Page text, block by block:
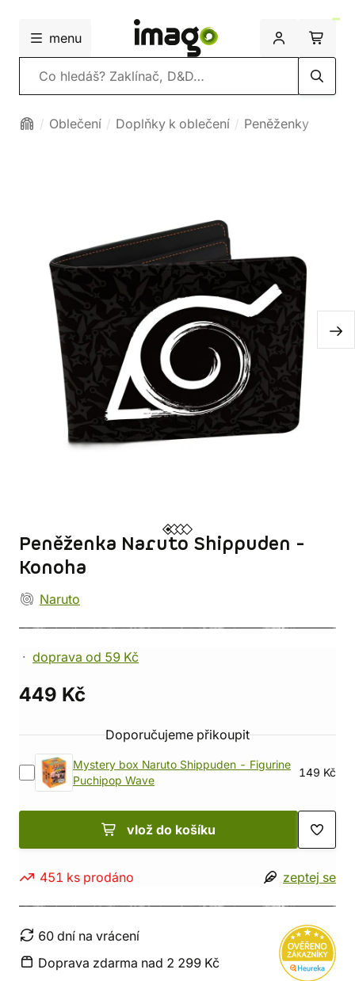
menu
Vyhledávání
Oblečení Doplňky k oblečení Peněženky
Peněženka Naruto Shippuden -
Konoha
Naruto
doprava od 59 Kč
449 Kč
Doporučujeme přikoupit
Mystery box Naruto Shippuden - Figurine
Puchipop Wave
149 Kč
vlož do košíku
451 ks prodáno zeptej se
60 dní na vrácení
Doprava zdarma nad 2 299 Kč